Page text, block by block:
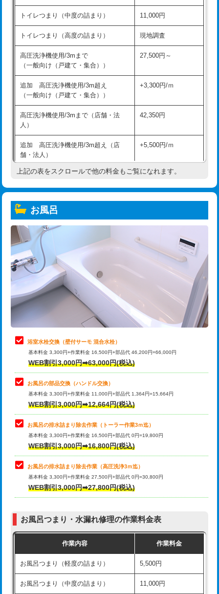
トイレつまり（中度の詰まり） 11,000円
トイレつまり（高度の詰まり） 現地調査
高圧洗浄機使用/3mまで
（一般向け（戸建て・集合））
27,500円～
追加 高圧洗浄機使用/3m超え
（一般向け（戸建て・集合））
+3,300円/ｍ
高圧洗浄機使用/3mまで（店舗・法
人）
42,350円
追加 高圧洗浄機使用/3m超え（店
舗・法人）
+5,500円/ｍ
高度高圧洗浄換 現地調査
トーラー機使用/3mまで
追加トーラー機使用/3m超え
カメラ調査 33,000円
桝清掃 8,800円
止水・漏水調査・防水処理・清掃・修
理・調整・分解・加工など（軽作業）
止水・漏水調査・防水処理・清掃・修
理・調整・分解・加工など（中作業）
22,000円
止水・漏水調査・防水処理・清掃・修
理・調整・分解・加工など（重作業）
33,000円
トイレタンク脱着
トイレ便器脱着
タンクレストイレ脱着 33,000円
小便器トイレ脱着
その他部品の脱着 8,800円～
交換・取付（タンク）
交換・取付（普通便座） 11,000円+材料費
交換・取付（温水洗浄便座） 16,500円+材料費
交換・取付(単水栓（壁付・デッキ
式）)
13,200円+材料費
上記の表をスクロールで他の料金もご覧になれます。
お風呂
浴室水栓交換（壁付サーモ 混合水栓）
基本料金 3,300円+作業料金 16,500円+部品代 46,200円=66,000円
WEB割引3,000円➡63,000円(税込)
お風呂の部品交換（ハンドル交換）
基本料金 3,300円+作業料金 11,000円+部品代 1,364円=15,664円
WEB割引3,000円➡12,664円(税込)
お風呂の排水詰まり除去作業（トーラー作業3ｍ迄）
基本料金 3,300円+作業料金 16,500円+部品代 0円=19,800円
WEB割引3,000円➡16,800円(税込)
お風呂の排水詰まり除去作業（高圧洗浄3ｍ迄）
基本料金 3,300円+作業料金 27,500円+部品代 0円=30,800円
WEB割引3,000円➡27,800円(税込)
お風呂つまり・水漏れ修理の作業料金表
作業内容 作業料金
お風呂つまり（軽度の詰まり） 5,500円
お風呂つまり（中度の詰まり） 11,000円